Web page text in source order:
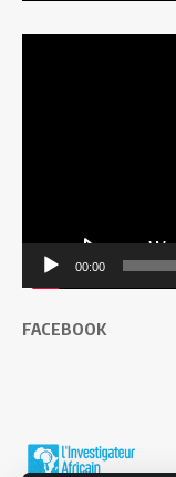
00:00
FACEBOOK